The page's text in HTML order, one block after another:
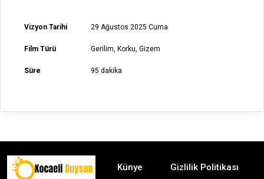
Vizyon Tarihi 29 Ağustos 2025 Cuma
Film Türü Gerilim, Korku, Gizem
Süre 95 dakika
Künye Gizlilik Politikası